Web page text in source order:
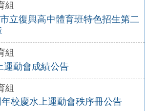
組
立復興高中體育班特色招生第二
組
運動會成績公告
組
校慶水上運動會秩序冊公告